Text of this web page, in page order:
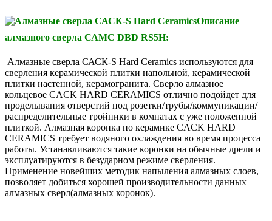
Описание
алмазного сверла САМС DBD RS5H:
Алмазные сверла САСК-S Hard Ceramics используются для
сверления керамической плитки напольной, керамической
плитки настенной, керамогранита. Сверло алмазное
кольцевое CACK HARD CERAMICS отлично подойдет для
проделывания отверстий под розетки/трубы/коммуникации/
распределительные тройники в комнатах с уже положенной
плиткой. Алмазная коронка по керамике CACK HARD
CERAMICS требует водяного охлаждения во время процесса
работы. Устанавливаются такие коронки на обычные дрели и
эксплуатируются в безударном режиме сверления.
Применение новейших методик напыления алмазных слоев,
позволяет добиться хорошей производительности данных
алмазных сверл(алмазных коронок).